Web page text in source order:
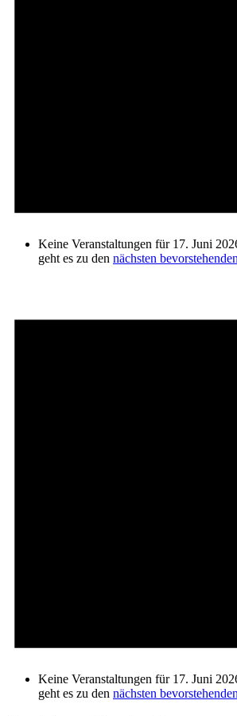
Keine Veranstaltungen für 17. Juni
geht es zu den nächsten
Keine Veranstaltungen für 17. Juni
geht es zu den nächsten